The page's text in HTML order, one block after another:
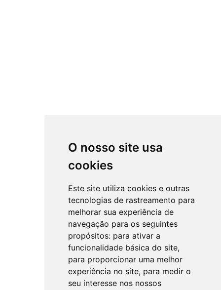
O nosso site usa
cookies
Este site utiliza cookies e outras
tecnologias de rastreamento para
melhorar sua experiência de
navegação para os seguintes
propósitos: para ativar a
funcionalidade básica do site,
para proporcionar uma melhor
experiência no site, para medir o
seu interesse nos nossos